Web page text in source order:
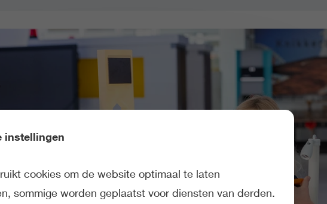
instellingen
cookies om de website optimaal te laten
sommige worden geplaatst voor diensten van derden.